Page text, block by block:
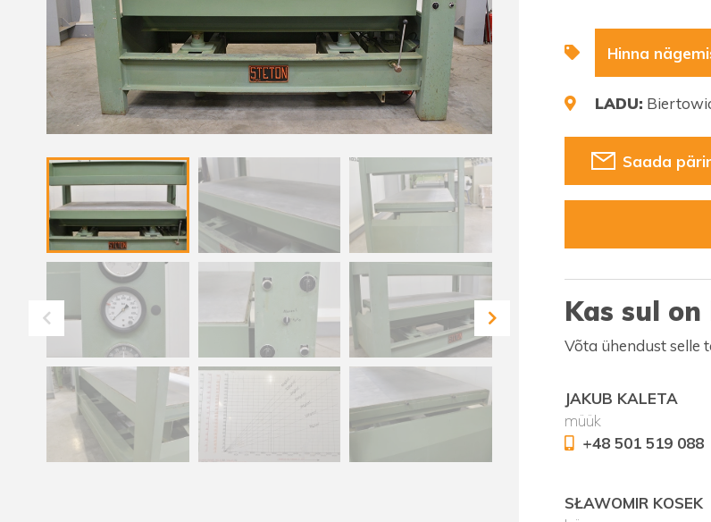
Hinna
LADU:
Saada
Kas sul
Võta ühendust selle
JAKUB KALETA
müük
+48 501 519 088
SŁAWOMIR KOSEK